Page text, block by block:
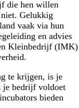
die hen willen
niet. Gelukkig
vaak via hun
en advies
Kleinbedrijf (IMK)
te krijgen, is je
je bedrijf voldoet
bieden